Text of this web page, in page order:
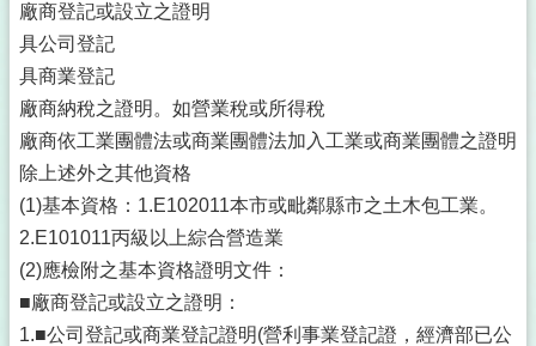
廠商登記或設立之證明
具公司登記
具商業登記
廠商納稅之證明。如營業稅或所得稅
廠商依工業團體法或商業團體法加入工業或商業團體之證明
除上述外之其他資格
(1)基本資格：1.E102011本市或毗鄰縣市之土木包工業。
2.E101011丙級以上綜合營造業
(2)應檢附之基本資格證明文件：
■廠商登記或設立之證明：
1.■公司登記或商業登記證明(營利事業登記證，經濟部已公